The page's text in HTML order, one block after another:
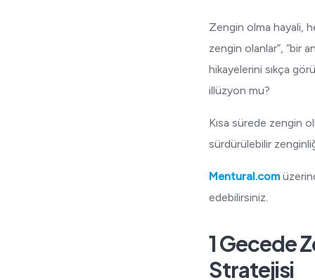
Zengin olma hayali,
zengin olanlar”, “bir
hikayelerini sıkça
illüzyon mu?
Kısa sürede zengin
sürdürülebilir
Mentural.com
edebilirsiniz.
1 Gecede
Stratejisi